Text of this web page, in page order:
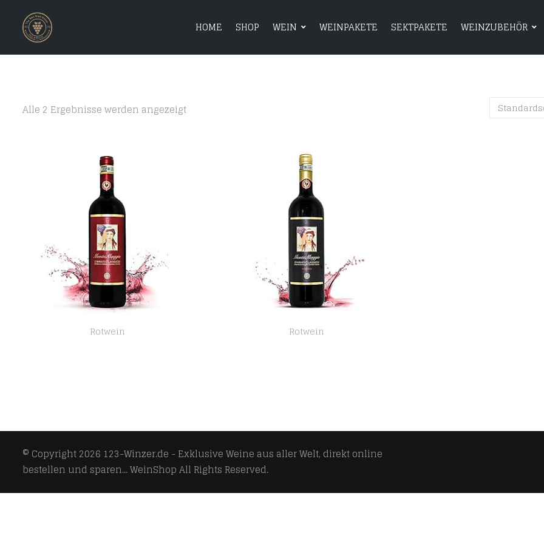
HOME SHOP WEIN WEINPAKETE SEKTPAKETE WEINZUBEHÖR
HOME SHOP WEIN WEINPAKETE
Alle 2 Ergebnisse werden angezeigt
Rotwein Rotwein
© Copyright 2026 123-Winzer.de - Exklusive Weine aus aller Welt, direkt online
bestellen und sparen... WeinShopAll Rights Reserved.